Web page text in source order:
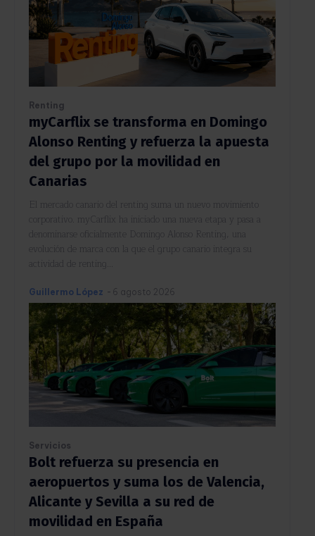
Renting
myCarflix se transforma en Domingo
Alonso Renting y refuerza la apuesta
del grupo por la movilidad en
Canarias
El mercado canario del renting suma un nuevo movimiento
corporativo. myCarflix ha iniciado una nueva etapa y pasa a
denominarse oficialmente Domingo Alonso Renting, una
evolución de marca con la que el grupo canario integra su
actividad de renting...
Guillermo López - 6 agosto 2026
Servicios
Bolt refuerza su presencia en
aeropuertos y suma los de Valencia,
Alicante y Sevilla a su red de
movilidad en España